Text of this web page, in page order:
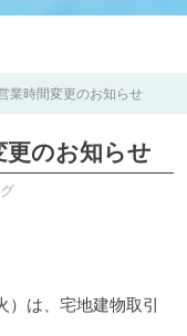
業時間変更のお知らせ
更のお知らせ
は、宅地建物取引